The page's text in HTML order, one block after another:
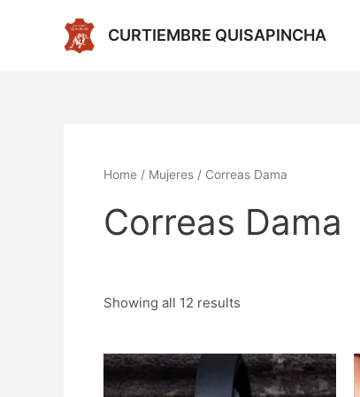
CURTIEMBRE QUISAPINCHA
Home / Mujeres / Correas Dama
Correas Dama
Showing all 12 results